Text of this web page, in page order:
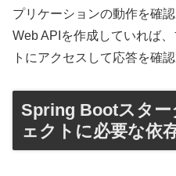
プリケーションの動作を確
Web APIを作成していれば
トにアクセスして応答を確
Spring Bootスター
ェクトに必要な依